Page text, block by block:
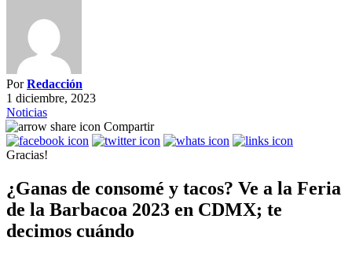
PorRedacción
1 diciembre, 2023
Noticias
Compartir
Gracias!
¿Ganas de consomé y tacos? Ve a la Feria
de la Barbacoa 2023 en CDMX; te
decimos cuándo